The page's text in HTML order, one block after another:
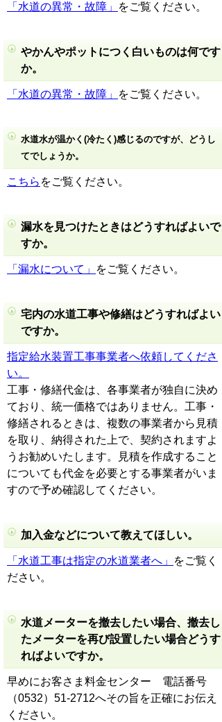
「水道の異常・故障」 をご覧ください。
やかんやポットにつく白いものは何です
か。
「水道の異常・故障」 をご覧ください。
水道水が温かく(冷たく)感じるのですが、どうし
てでしょうか。
こちら をご覧ください。
漏水を見つけたときはどうすればよいで
すか。
「漏水について」 をご覧ください。
宅内の水道工事や修繕はどうすればよい
ですか。
指定給水装置工事事業者へ依頼してくださ
い。
工事・修繕代金は、各事業者が独自に決め
ており、統一価格ではありません。工事・
修繕されるときは、複数の事業者から見積
を取り、納得された上で、契約されますよ
うお勧めいたします。見積を作成すること
についても代金を必要とする事業者がいま
すので予め確認してください。
加入金などについて教えてほしい。
「水道工事は指定の水道業者へ」
をご覧く
ださい。
水道メーターを撤去したい場合、撤去し
たメーターを再び設置したい場合どうす
ればよいですか。
早めにお客さま料金センター 電話番号
（0532）51-2712へその旨を正確にお伝え
ください。